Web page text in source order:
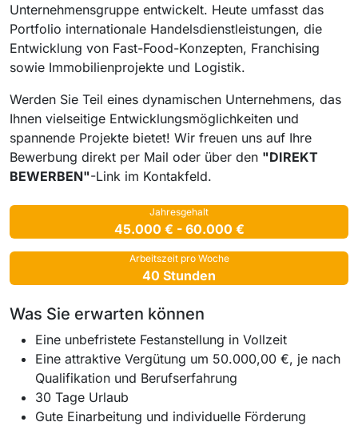
Unternehmensgruppe entwickelt. Heute umfasst das
Portfolio internationale Handelsdienstleistungen, die
Entwicklung von Fast-Food-Konzepten, Franchising
sowie Immobilienprojekte und Logistik.
Werden Sie Teil eines dynamischen Unternehmens, das
Ihnen vielseitige Entwicklungsmöglichkeiten und
spannende Projekte bietet! Wir freuen uns auf Ihre
Bewerbung direkt per Mail oder über den "DIREKT
BEWERBEN"-Link im Kontakfeld.
Jahresgehalt
45.000 € - 60.000 €
Arbeitszeit pro Woche
40 Stunden
Was Sie erwarten können
Eine unbefristete Festanstellung in Vollzeit
Eine attraktive Vergütung um 50.000,00 €, je nach
Qualifikation und Berufserfahrung
30 Tage Urlaub
Gute Einarbeitung und individuelle Förderung